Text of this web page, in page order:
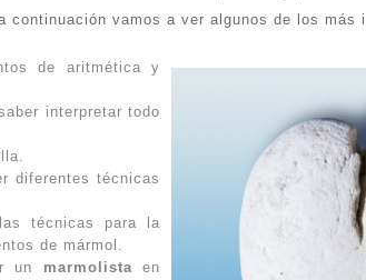
vamos a ver algunos de los más
de aritmética y
interpretar todo
diferentes técnicas
técnicas para la
de mármol.
un marmolistaen